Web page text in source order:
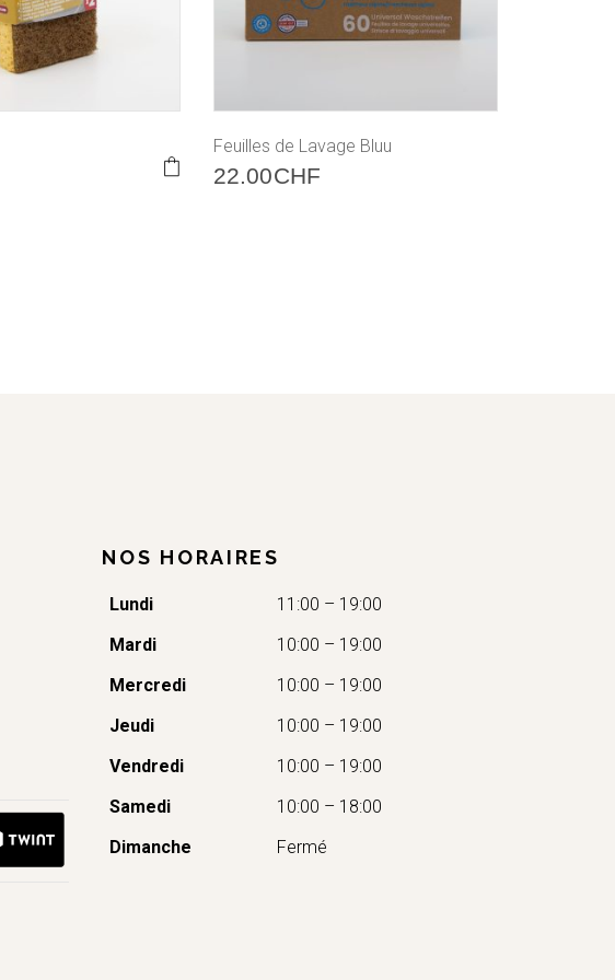
Feuilles de Lavage Bluu
22.00CHF
NOS HORAIRES
Lundi
11:00 – 19:00
Mardi
10:00 – 19:00
Mercredi
10:00 – 19:00
Jeudi
10:00 – 19:00
Vendredi
10:00 – 19:00
Samedi
10:00 – 18:00
Dimanche
Fermé